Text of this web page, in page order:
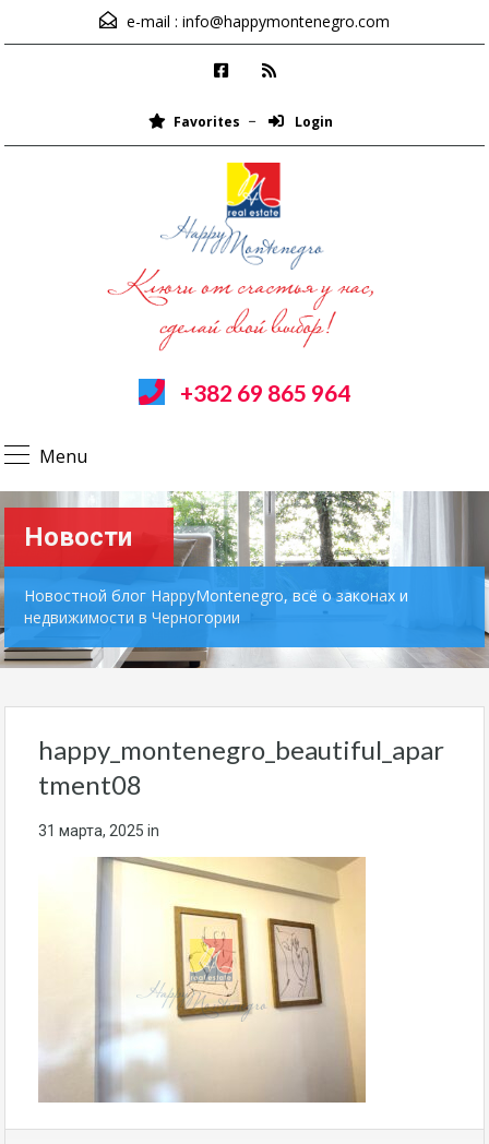
e-mail : info@happymontenegro.com
Favorites Login
+382 69 865 964
Menu
Новости
Новостной блог HappyMontenegro, всё о законах и
недвижимости в Черногории
happy_montenegro_beautiful_apar
tment08
31 марта, 2025 in